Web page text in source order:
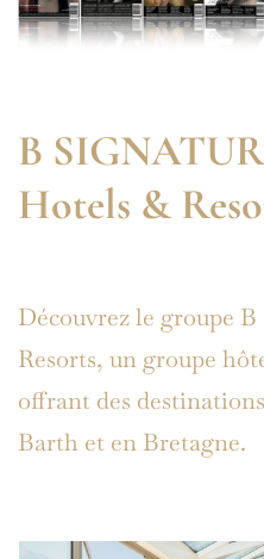
B
Hotels &
Découvrez le groupe
Resorts, un groupe
offrant des
Barth et en Bretagne.